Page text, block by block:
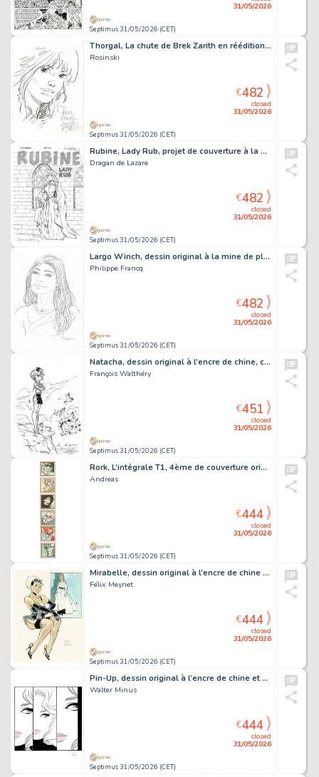
Septimus 31/05/2026 (CET)
31/05/2026
Thorgal, La chute de Brek Zarith en réédition, agrémenté d’une dédicace. Proche de l’état neuf.
Rosinski
Septimus 31/05/2026 (CET)
closed
31/05/2026
€482
Rubine, Lady Rub, projet de couverture à la mine de plomb.
Dragan de Lazare
Septimus 31/05/2026 (CET)
closed
31/05/2026
€482
Largo Winch, dessin original à la mine de plomb.
Philippe Francq
Septimus 31/05/2026 (CET)
closed
31/05/2026
€482
Natacha, dessin original à l’encre de chine, cachet de Walthéry au verso.
François Walthéry
Septimus 31/05/2026 (CET)
closed
31/05/2026
€451
Rork, L’intégrale T1, 4ème de couverture original à l’encre de chine et à l’aquarelle.
Andreas
Septimus 31/05/2026 (CET)
closed
31/05/2026
€444
Mirabelle, dessin original à l’encre de chine et à l’aquarelle en hommage à René Gruau.
Félix Meynet
Septimus 31/05/2026 (CET)
closed
31/05/2026
€444
Pin-Up, dessin original à l’encre de chine et à l’aquarelle.
Walter Minus
Septimus 31/05/2026 (CET)
closed
31/05/2026
€444